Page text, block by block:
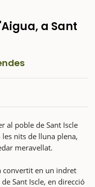
a Sant
al poble de Sant Iscle
nits de lluna plena,
meravellat.
convertit en un indret
Sant Iscle, en direcció